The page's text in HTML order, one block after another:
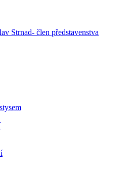
Strnad- člen představenstva